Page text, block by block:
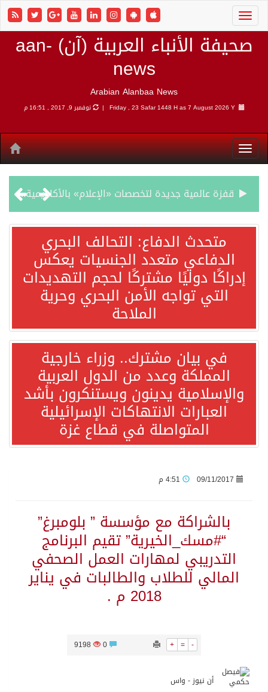
صحيفة الأنباء العربية (آن) aan-
news
Arabian Alanbaa News
Friday , 23 Safar 1448 H as7 August 2026 Y | نوفمبر 9, 2017 , 16:51 م
بمشاركة السعودية.. اجتماع رباعي يبحث خفض التصعيد ومعالجة التحديات الأمنية الراهنة
وزير الخارجية السعودي: جميع إجراءات إسرائيل الأحادية في أراضي فلسطين باطلة
ورقة بحثية: التحالف البحري الدفاعي بقيادة الرياض يعيد صياغة مفهوم أمن البحار
ترامب: الأمير محمد بن سلمان يفضل الحوار بخصوص إيران لخفض التصعيد
متحدث الدفاع: التحالف البحري
الدفاعي متعدد الجنسيات يعكس
إدراكًا دوليًا مشتركًا لحجم التهديدات
التي تواجه الأمن البحري وحرية
الملاحة
في بيان مشترك.. وزراء خارجية
المملكة وعدد من الدول العربية
والإسلامية يدينون ويستنكرون بأشد
العبارات الانتهاكات الإسرائيلية
المتواصلة في قطاع غزة
09/11/2017
بالشراكة مع مؤسسة ” بلومبرغ”
“#مسك_الخيرية” تقيم البرنامج
التدريبي لمهارات العمل الصحفي
المالي للطلاب والطالبات في يناير
2018 م .
+ = -
9198
أن نيوز - واس